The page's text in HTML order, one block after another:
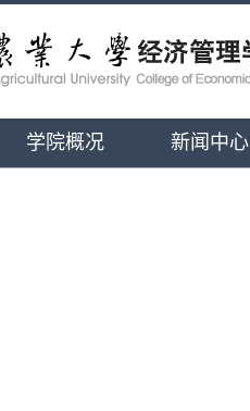
学院概况 新闻中心